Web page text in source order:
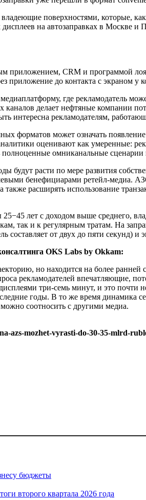
поверхностями, которые,
дисплеев на автозаправках в
приложением, CRM и программой
до контакта с экраном у
где рекламодатель
делает нефтяные компании
интересна рекламодателям,
форматов может означать
оценивают как умеренные:
полноценные омниканальные
расти по мере развития
бенефициарами ретейл-
расширять использование
лет с доходом выше среднего,
так и к регулярным тратам. На
составляет от двух до пяти секунд) и
OKS Labs by Okkam:
но находится на более
рекламодателей впечатляющие,
три-семь минут, и это почти
годы. В то же время динамика
соотносить с другими медиа.
azs-mozhet-vyrasti-do-30-35-mlrd-
бюджеты
второго квартала 2026 года